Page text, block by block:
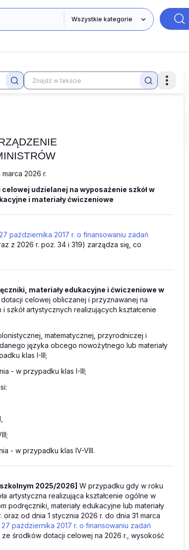
marca 2026 r.
udzielanej na wyposażenie szkół w
i materiały ćwiczeniowe
października 2017 r. o finansowaniu zadań
z 2026 r. poz. 34 i 319) zarządza się, co
materiały edukacyjne i ćwiczeniowe w
celowej obliczanej i przyznawanej na
artystycznych realizujących kształcenie
matematycznej, przyrodniczej i
języka obcego nowożytnego lub materiały
klas I-III;
- w przypadku klas I-III;
- w przypadku klas IV-VIII.
2025/2026] W przypadku gdy w roku
artystyczna realizująca kształcenie ogólne w
podręczniki, materiały edukacyjne lub materiały
od dnia 1 stycznia 2026 r. do dnia 31 marca
października 2017 r. o finansowaniu zadań
środków dotacji celowej na 2026 r., wysokość